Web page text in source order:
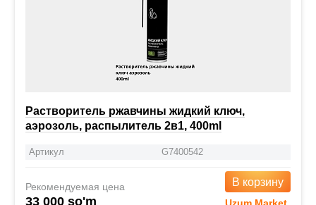
Растворитель ржавчины жидкий ключ,
аэрозоль, распылитель 2в1, 400ml
Артикул G7400542
Рекомендуемая цена
33 000 so'm
В корзину
Uzum Market